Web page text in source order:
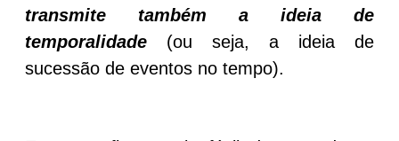
transmite também a ideia de
temporalidade
(ou seja, a ideia de
sucessão de eventos no tempo).